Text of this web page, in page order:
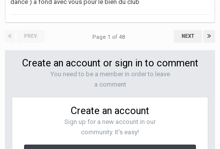
dance ) a fond avec vous pour le bien du club
PREV NEXT
Page 1 of 48
Create an account or sign in to comment
You need to be a member in order to leave
a comment
Create an account
Sign up for a new account in our
community. It's easy!